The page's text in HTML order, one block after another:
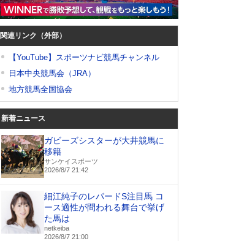
関連リンク（外部）
【YouTube】スポーツナビ競馬チャンネル
日本中央競馬会（JRA）
地方競馬全国協会
新着ニュース
ガビーズシスターが大井競馬に
移籍
サンケイスポーツ
2026/8/7 21:42
細江純子のレパードS注目馬 コ
ース適性が問われる舞台で挙げ
た馬は
netkeiba
2026/8/7 21:00